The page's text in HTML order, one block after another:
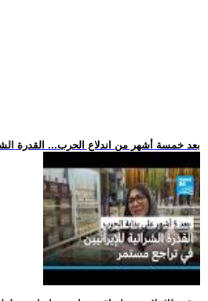
.. بعد خمسة أشهر من اندلاع الحرب... القدرة